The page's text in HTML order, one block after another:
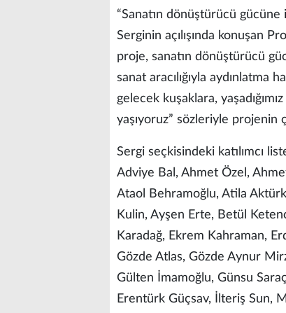
“Sanatın dönüştürücü gücüne
Serginin açılışında konuşan
proje, sanatın dönüştürücü
sanat aracılığıyla aydınlatma
gelecek kuşaklara,
yaşıyoruz” sözleriyle projenin
Sergi seçkisindeki katılımcı
Adviye Bal, Ahmet Özel,
Ataol Behramoğlu, Atila
Kulin, Ayşen Erte, Betül
Karadağ, Ekrem Kahraman,
Gözde Atlas, Gözde Aynur
Gülten İmamoğlu, Günsu
Erentürk Güçsav, İlteriş Sun,